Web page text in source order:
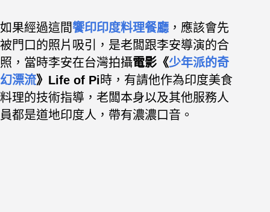
如果經過這間饗印印度料理餐廳 ， 應該會先
被門口的照片吸引，是老闆跟李安導演的合
照，當時李安在台灣拍攝電影《少年派的奇
幻漂流》Life of Pi時，有請他作為印度美食
料理的技術指導，老闆本身以及其他服務人
員都是道地印度人，帶有濃濃口音。